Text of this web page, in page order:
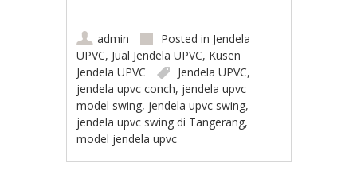
admin Posted in Jendela
UPVC, Jual Jendela UPVC, Kusen
Jendela UPVC
Jendela UPVC,
jendela upvc conch, jendela upvc
model swing, jendela upvc swing,
jendela upvc swing di Tangerang,
model jendela upvc